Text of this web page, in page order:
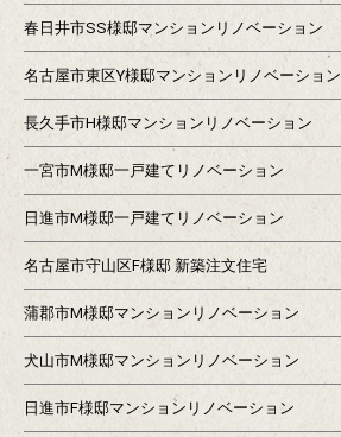
春日井市SS様邸マンションリノベーション
名古屋市東区Y様邸マンションリノベーション
長久手市H様邸マンションリノベーション
一宮市M様邸一戸建てリノベーション
日進市M様邸一戸建てリノベーション
名古屋市守山区F様邸 新築注文住宅
蒲郡市M様邸マンションリノベーション
犬山市M様邸マンションリノベーション
日進市F様邸マンションリノベーション